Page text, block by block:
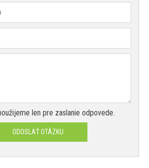
len pre zaslanie odpovede.
ODOSLAŤ OTÁZKU